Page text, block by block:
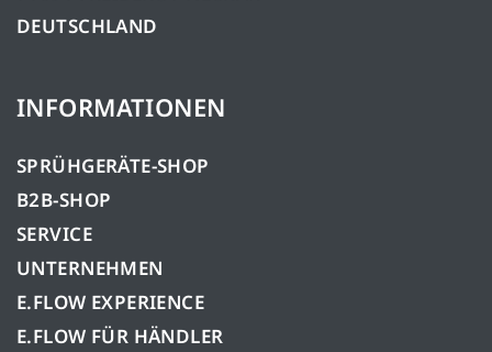
DEUTSCHLAND
INFORMATIONEN
SPRÜHGERÄTE-SHOP
B2B-SHOP
SERVICE
UNTERNEHMEN
E.FLOW EXPERIENCE
E.FLOW FÜR HÄNDLER